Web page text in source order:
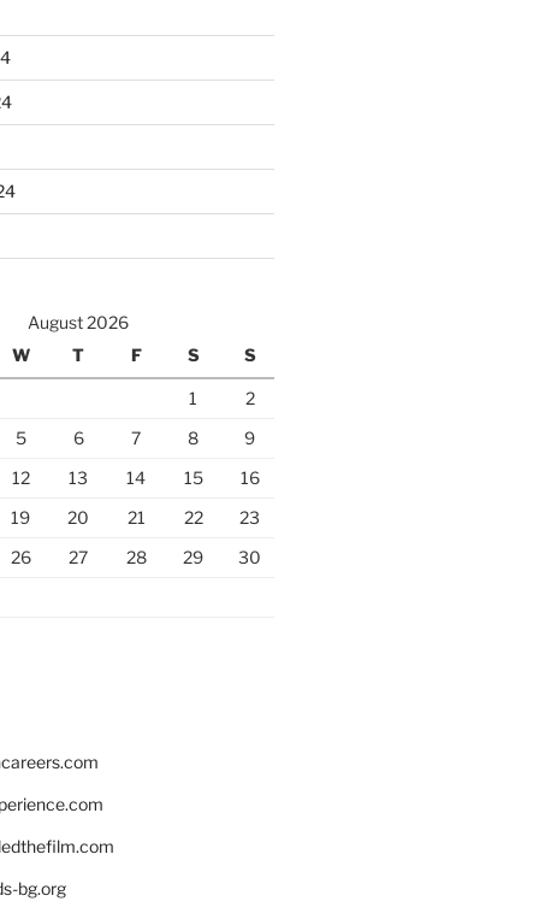
August 2026
W T F S S
1
2
5 6 7 8
9
12 13 14 15
16
19 20 21 22
23
26 27 28 29
30
bg.org